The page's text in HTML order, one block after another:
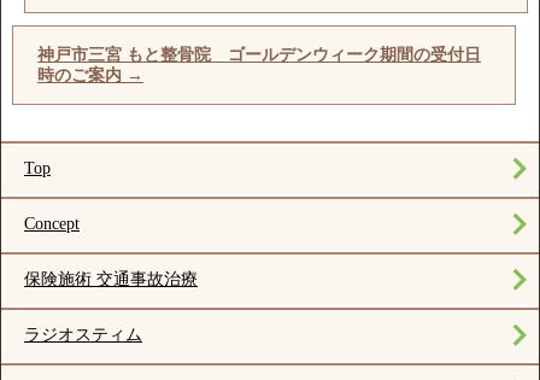
神戸市三宮 もと整骨院 ゴールデンウィーク期間の受付日
時のご案内 →
Top
Concept
保険施術 交通事故治療
ラジオスティム